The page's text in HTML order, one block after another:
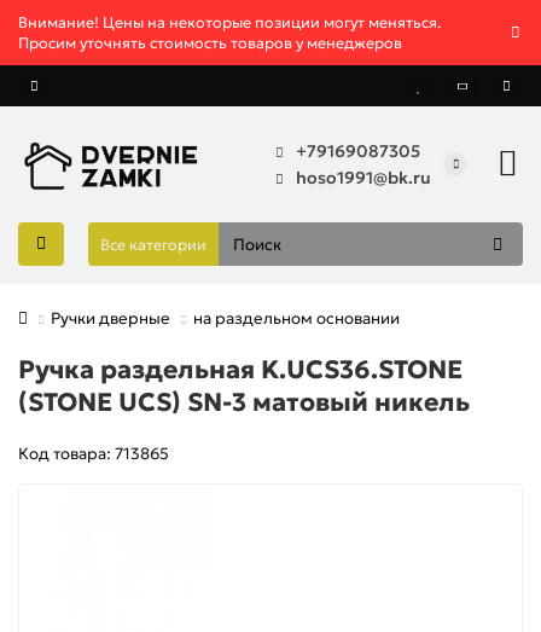
Внимание! Цены на некоторые позиции могут меняться.
Просим уточнять стоимость товаров у менеджеров
+79169087305
hoso1991@bk.ru
Все категории
Ручки дверные на раздельном основании
Ручка раздельная K.UCS36.STONE
(STONE UCS) SN-3 матовый никель
Код товара: 713865